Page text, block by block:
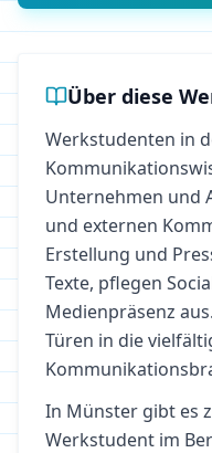
Über diese
Werkstudenten in
Unternehmen und
und externen
Erstellung und
Texte, pflegen
Medienpräsenz
Türen in die
In Münster gibt es
Werkstudent im